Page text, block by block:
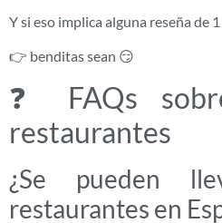
Y si eso implica alguna reseña de
👉 benditas sean 😏
❓ FAQs
restaurantes
¿Se pueden
restaurantes en